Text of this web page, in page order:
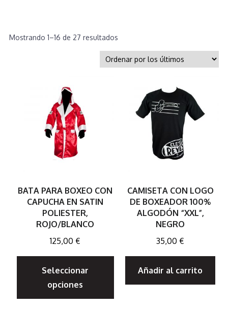
Mostrando 1–16 de 27 resultadosOrdenado
por
los
BATA PARA BOXEO CON
CAPUCHA EN SATIN
POLIESTER,
ROJO/BLANCO
125,00 €
Seleccionar
opciones
Este
producto
tiene
CAMISETA CON LOGO
DE BOXEADOR 100%
ALGODÓN “XXL”,
NEGRO
35,00 €
Añadir al carrito